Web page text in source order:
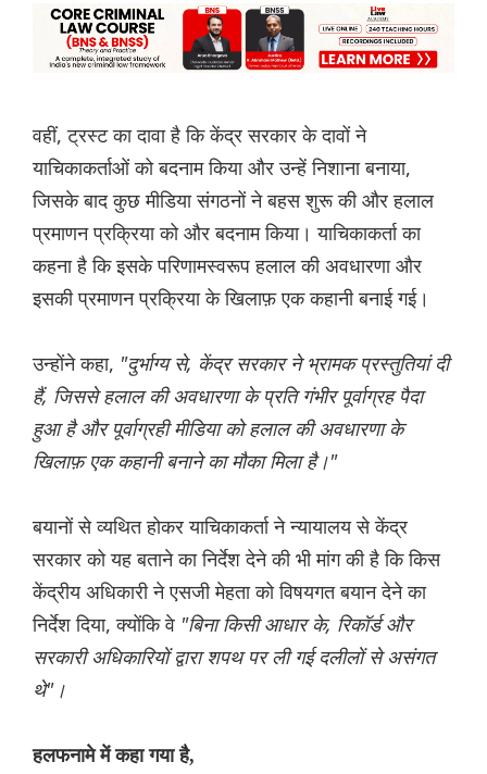
वहीं, ट्रस्ट का दावा है कि केंद्र सरकार के दावों ने
याचिकाकर्ताओं को बदनाम किया और उन्हें निशाना बनाया,
जिसके बाद कुछ मीडिया संगठनों ने बहस शुरू की और हलाल
प्रमाणन प्रक्रिया को और बदनाम किया। याचिकाकर्ता का
कहना है कि इसके परिणामस्वरूप हलाल की अवधारणा और
इसकी प्रमाणन प्रक्रिया के खिलाफ़ एक कहानी बनाई गई।
उन्होंने कहा, "दुर्भाग्य से, केंद्र सरकार ने भ्रामक प्रस्तुतियां दी
हैं, जिससे हलाल की अवधारणा के प्रति गंभीर पूर्वाग्रह पैदा
हुआ है और पूर्वाग्रही मीडिया को हलाल की अवधारणा के
खिलाफ़ एक कहानी बनाने का मौका मिला है।"
बयानों से व्यथित होकर याचिकाकर्ता ने न्यायालय से केंद्र
सरकार को यह बताने का निर्देश देने की भी मांग की है कि किस
केंद्रीय अधिकारी ने एसजी मेहता को विषयगत बयान देने का
निर्देश दिया, क्योंकि वे "बिना किसी आधार के, रिकॉर्ड और
सरकारी अधिकारियों द्वारा शपथ पर ली गई दलीलों से असंगत
थे"।
हलफनामे में कहा गया है,